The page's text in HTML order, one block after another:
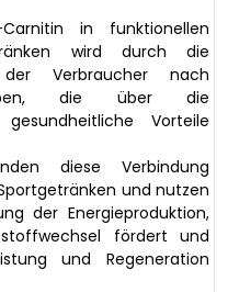
in funktionellen
wird durch die
Verbraucher nach
die über die
Vorteile
diese Verbindung
und nutzen
der Energieproduktion,
fördert und
und Regeneration